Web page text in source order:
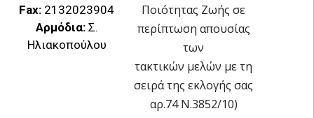
Fax: 2132023904
Αρμόδια:Σ.
Ηλιακοπούλου
Ποιότητας Ζωής σε
περίπτωση απουσίας
των
τακτικών μελών με τη
σειρά της εκλογής σας
αρ.74 Ν.3852/10)